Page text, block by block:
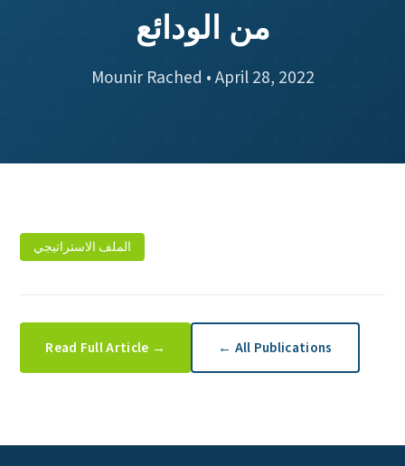
من الودائع
Mounir Rached • April 28, 2022
الملف الاستراتيجي
Read Full Article → ← All Publications